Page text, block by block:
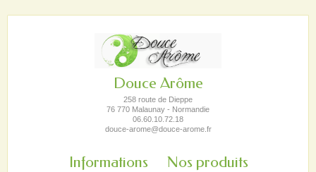
Douce Arôme
258 route de Dieppe
76 770 Malaunay - Normandie
06.60.10.72.18
douce-arome@douce-arome.fr
Informations Nos produits